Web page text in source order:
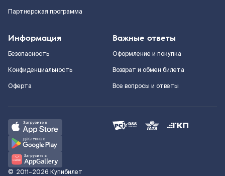
Партнерская программа
Информация
Безопасность
Конфиденциальность
Оферта
Важные ответы
Оформление и покупка
Возврат и обмен билета
Все вопросы и ответы
© 2011–2026 Купибилет